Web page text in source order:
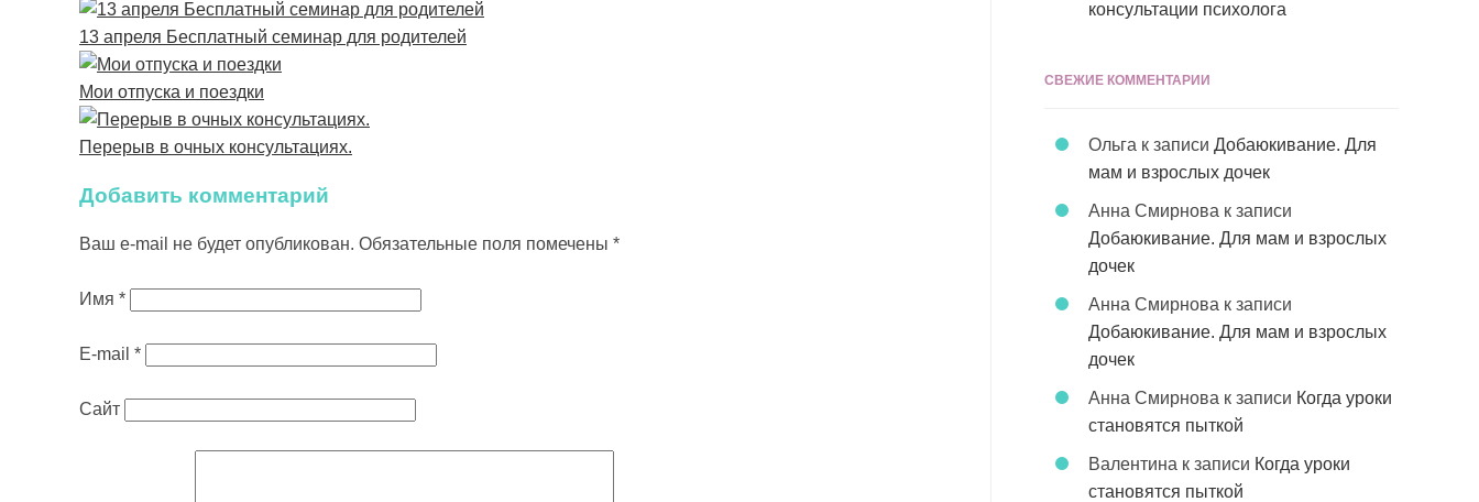
13 апреля Бесплатный семинар для родителей
Мои отпуска и поездки
Перерыв в очных консультациях.
Добавить комментарий
Ваш e-mail не будет опубликован. Обязательные поля помечены *
Имя *
E-mail *
Сайт
консультации психолога
СВЕЖИЕ КОММЕНТАРИИ
Ольга к записи Добаюкивание. Для
мам и взрослых дочек
Анна Смирнова к записи
Добаюкивание. Для мам и взрослых
дочек
Анна Смирнова к записи
Добаюкивание. Для мам и взрослых
дочек
Анна Смирнова к записи Когда уроки
становятся пыткой
Валентина к записи Когда уроки
становятся пыткой